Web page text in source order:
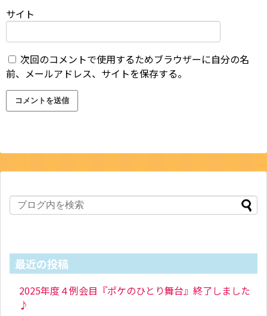
サイト
次回のコメントで使用するためブラウザーに自分の名
前、メールアドレス、サイトを保存する。
最近の投稿
2025年度４例会目『ポケのひとり舞台』終了しました
♪